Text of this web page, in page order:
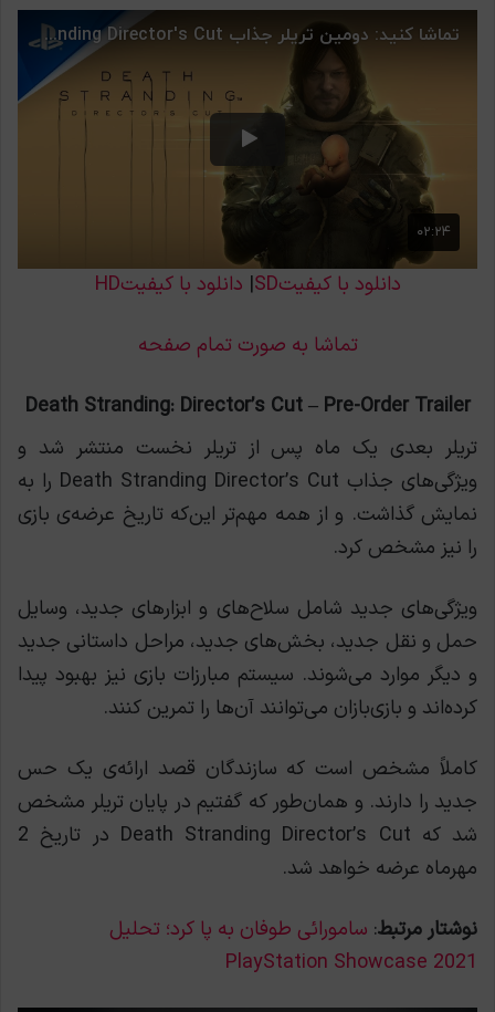
دانلود با کیفیتSD | دانلود با کیفیتHD
تماشا به صورت تمام صفحه
Death Stranding: Director’s Cut – Pre-Order Trailer
تریلر بعدی یک ماه پس از تریلر نخست منتشر شد و
ویژگی‌های جذاب Death Stranding Director’s Cut را به
نمایش گذاشت. و از همه مهم‌تر این‌که تاریخ عرضه‌ی بازی
را نیز مشخص کرد.
ویژگی‌های جدید شامل سلاح‌های و ابزارهای جدید، وسایل
حمل و نقل جدید، بخش‌های جدید، مراحل داستانی جدید
و دیگر موارد می‌شوند. سیستم مبارزات بازی نیز بهبود پیدا
کرده‌اند و بازی‌بازان می‌توانند آن‌ها را تمرین کنند.
کاملاََ مشخص است که سازندگان قصد ارائه‌ی یک حس
جدید را دارند. و همان‌طور که گفتیم در پایان تریلر مشخص
شد که Death Stranding Director’s Cut در تاریخ 2
مهرماه عرضه خواهد شد.
نوشتار مرتبط: سامورائی طوفان به پا کرد؛ تحلیل
PlayStation Showcase 2021